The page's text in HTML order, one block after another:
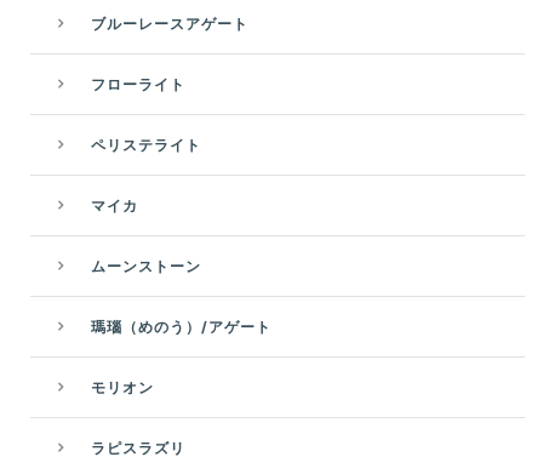
ブルーレースアゲート
フローライト
ペリステライト
マイカ
ムーンストーン
瑪瑙（めのう）/アゲート
モリオン
ラピスラズリ